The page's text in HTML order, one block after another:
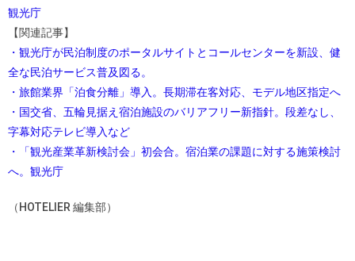
観光庁
【関連記事】
・観光庁が民泊制度のポータルサイトとコールセンターを新設、健
全な民泊サービス普及図る。
・旅館業界「泊食分離」導入。長期滞在客対応、モデル地区指定へ
・国交省、五輪見据え宿泊施設のバリアフリー新指針。段差なし、
字幕対応テレビ導入など
・「観光産業革新検討会」初会合。宿泊業の課題に対する施策検討
へ。観光庁
（HOTELIER 編集部）